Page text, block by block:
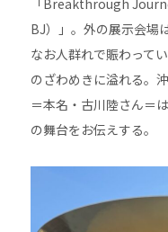
「Breakthrough
BJ）」。外の展示会場
なお人群れで賑わって
のざわめきに溢れる。
＝本名・古川陸さん＝
の舞台をお伝えする。